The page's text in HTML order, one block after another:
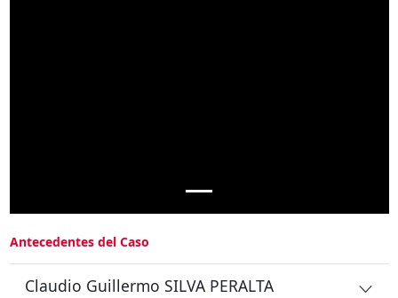
Antecedentes del Caso
Claudio Guillermo SILVA PERALTA